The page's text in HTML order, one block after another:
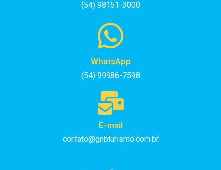
(54) 98151-3000
WhatsApp
(54) 99986-7598
E-mail
contato@gnbturismo.com.br